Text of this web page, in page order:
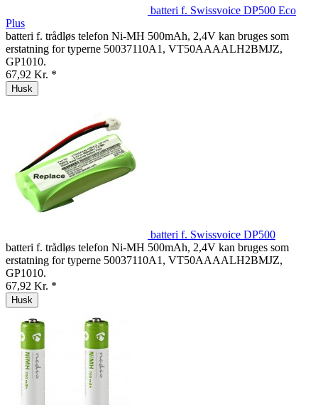
batteri f. Swissvoice DP500 Eco
Plus
batteri f. trådløs telefon Ni-MH 500mAh, 2,4V kan bruges som
erstatning for typerne 50037110A1, VT50AAAALH2BMJZ,
GP1010.
67,92 Kr. *
Husk
batteri f. Swissvoice DP500
batteri f. trådløs telefon Ni-MH 500mAh, 2,4V kan bruges som
erstatning for typerne 50037110A1, VT50AAAALH2BMJZ,
GP1010.
67,92 Kr. *
Husk